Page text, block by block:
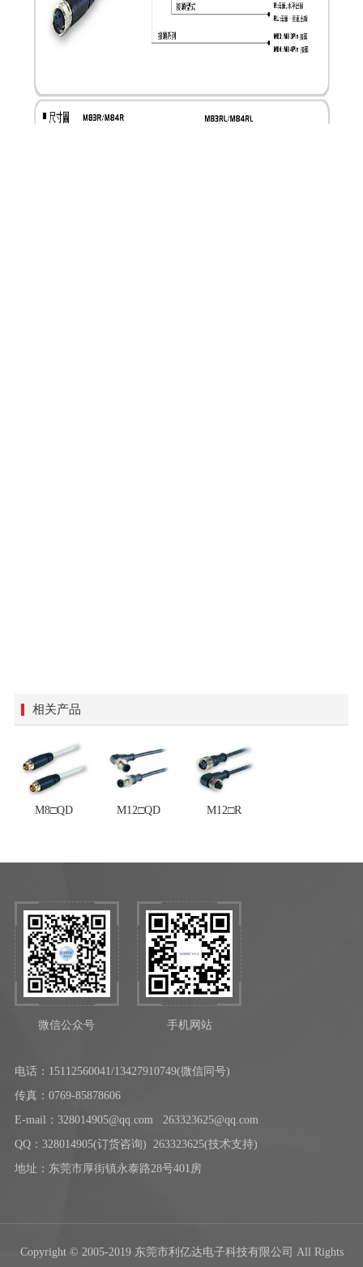
相关产品
M8□QD M12□QD M12□R
微信公众号 手机网站
电话： 15112560041/13427910749(微信同号)
传真：0769-85878606
E-mail：328014905@qq.com 263323625@qq.com
QQ：328014905(订货咨询) 263323625(技术支持)
地址：东莞市厚街镇永泰路28号401房
Copyright © 2005-2019 东莞市利亿达电子科技有限公司 All Rights